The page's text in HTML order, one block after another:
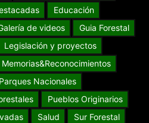
Educación
de videos
Guia Forestal
Legislación y proyectos
Memorias&Reconocimientos
Parques Nacionales
Pueblos Originarios
Salud
Sur Forestal